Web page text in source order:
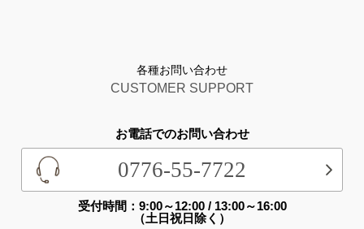
各種お問い合わせ
CUSTOMER SUPPORT
お電話でのお問い合わせ
0776-55-7722
受付時間：9:00～12:00 / 13:00～16:00
（土日祝日除く）